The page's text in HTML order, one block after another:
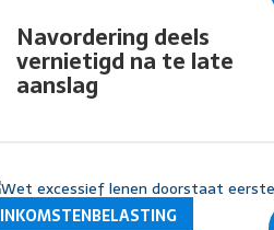
Navordering deels
vernietigd na te late
aanslag
INKOMSTENBELASTING